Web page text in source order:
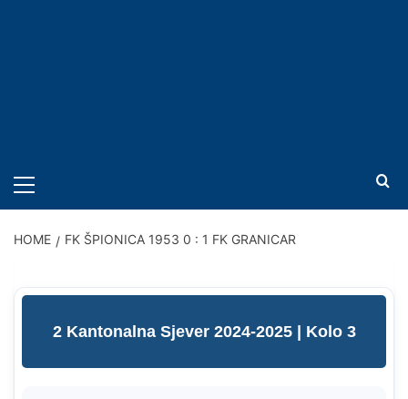
MENU
HOME FK ŠPIONICA 1953 0 : 1 FK GRANICAR
2 Kantonalna Sjever 2024-2025 | Kolo 3